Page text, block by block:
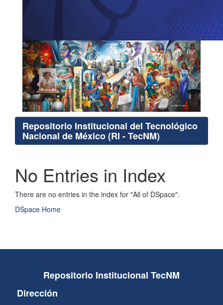
Repositorio Institucional del Tecnológico
Nacional de México (RI - TecNM)
No Entries in Index
There are no entries in the index for "All of DSpace".
DSpace Home
Repositorio Institucional TecNM
Dirección